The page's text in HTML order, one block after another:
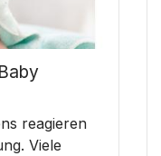
reagieren
Viele